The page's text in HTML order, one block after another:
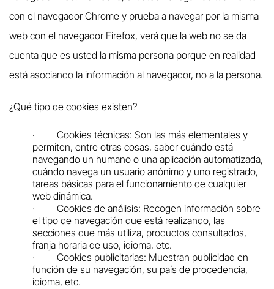
con el navegador Chrome y prueba a navegar por la misma
web con el navegador Firefox, verá que la web no se da
cuenta que es usted la misma persona porque en realidad
está asociando la información al navegador, no a la persona.
¿Qué tipo de cookies existen?
·
Cookies técnicas: Son las más elementales y
permiten, entre otras cosas, saber cuándo está
navegando un humano o una aplicación automatizada,
cuándo navega un usuario anónimo y uno registrado,
tareas básicas para el funcionamiento de cualquier
web dinámica.
·
Cookies de análisis: Recogen información sobre
el tipo de navegación que está realizando, las
secciones que más utiliza, productos consultados,
franja horaria de uso, idioma, etc.
·
Cookies publicitarias: Muestran publicidad en
función de su navegación, su país de procedencia,
idioma, etc.